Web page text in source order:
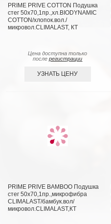
PRIME PRIVE COTTON Подушка
стег 50х70,1пр.,хл.BIODYNAMIC
COTTON/хлопок.вол./
микровол.CLIMALAST, КТ
Цена доступна только
послерегистрации
УЗНАТЬ ЦЕНУ
PRIME PRIVE BAMBOO Подушка
стег 50х70,1пр.,микрофибра
CLIMALAST/бамбук.вол/
микровол.CLIMALAST,КТ